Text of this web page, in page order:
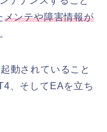
メンテや障害情報が
。
動されていること
、そしてEAを立ち